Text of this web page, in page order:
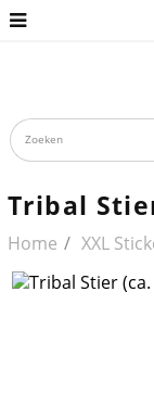
Tribal
Home XXL